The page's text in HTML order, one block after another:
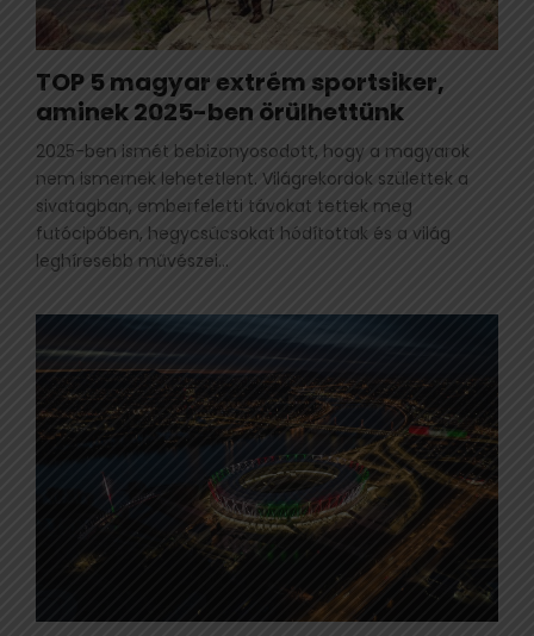
TOP 5 magyar extrém sportsiker,
aminek 2025-ben örülhettünk
2025-ben ismét bebizonyosodott, hogy a magyarok
nem ismernek lehetetlent. Világrekordok születtek a
sivatagban, emberfeletti távokat tettek meg
futócipőben, hegycsúcsokat hódítottak és a világ
leghíresebb művészei...